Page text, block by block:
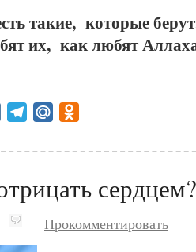
такие, которые
их, как любят
VK TelegramMail.Ru
сердцем?
Прокомментировать